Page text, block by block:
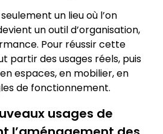
un lieu où l’on
un outil d’organisation,
Pour réussir cette
partir des usages réels, puis
espaces, en mobilier, en
de fonctionnement.
usages de